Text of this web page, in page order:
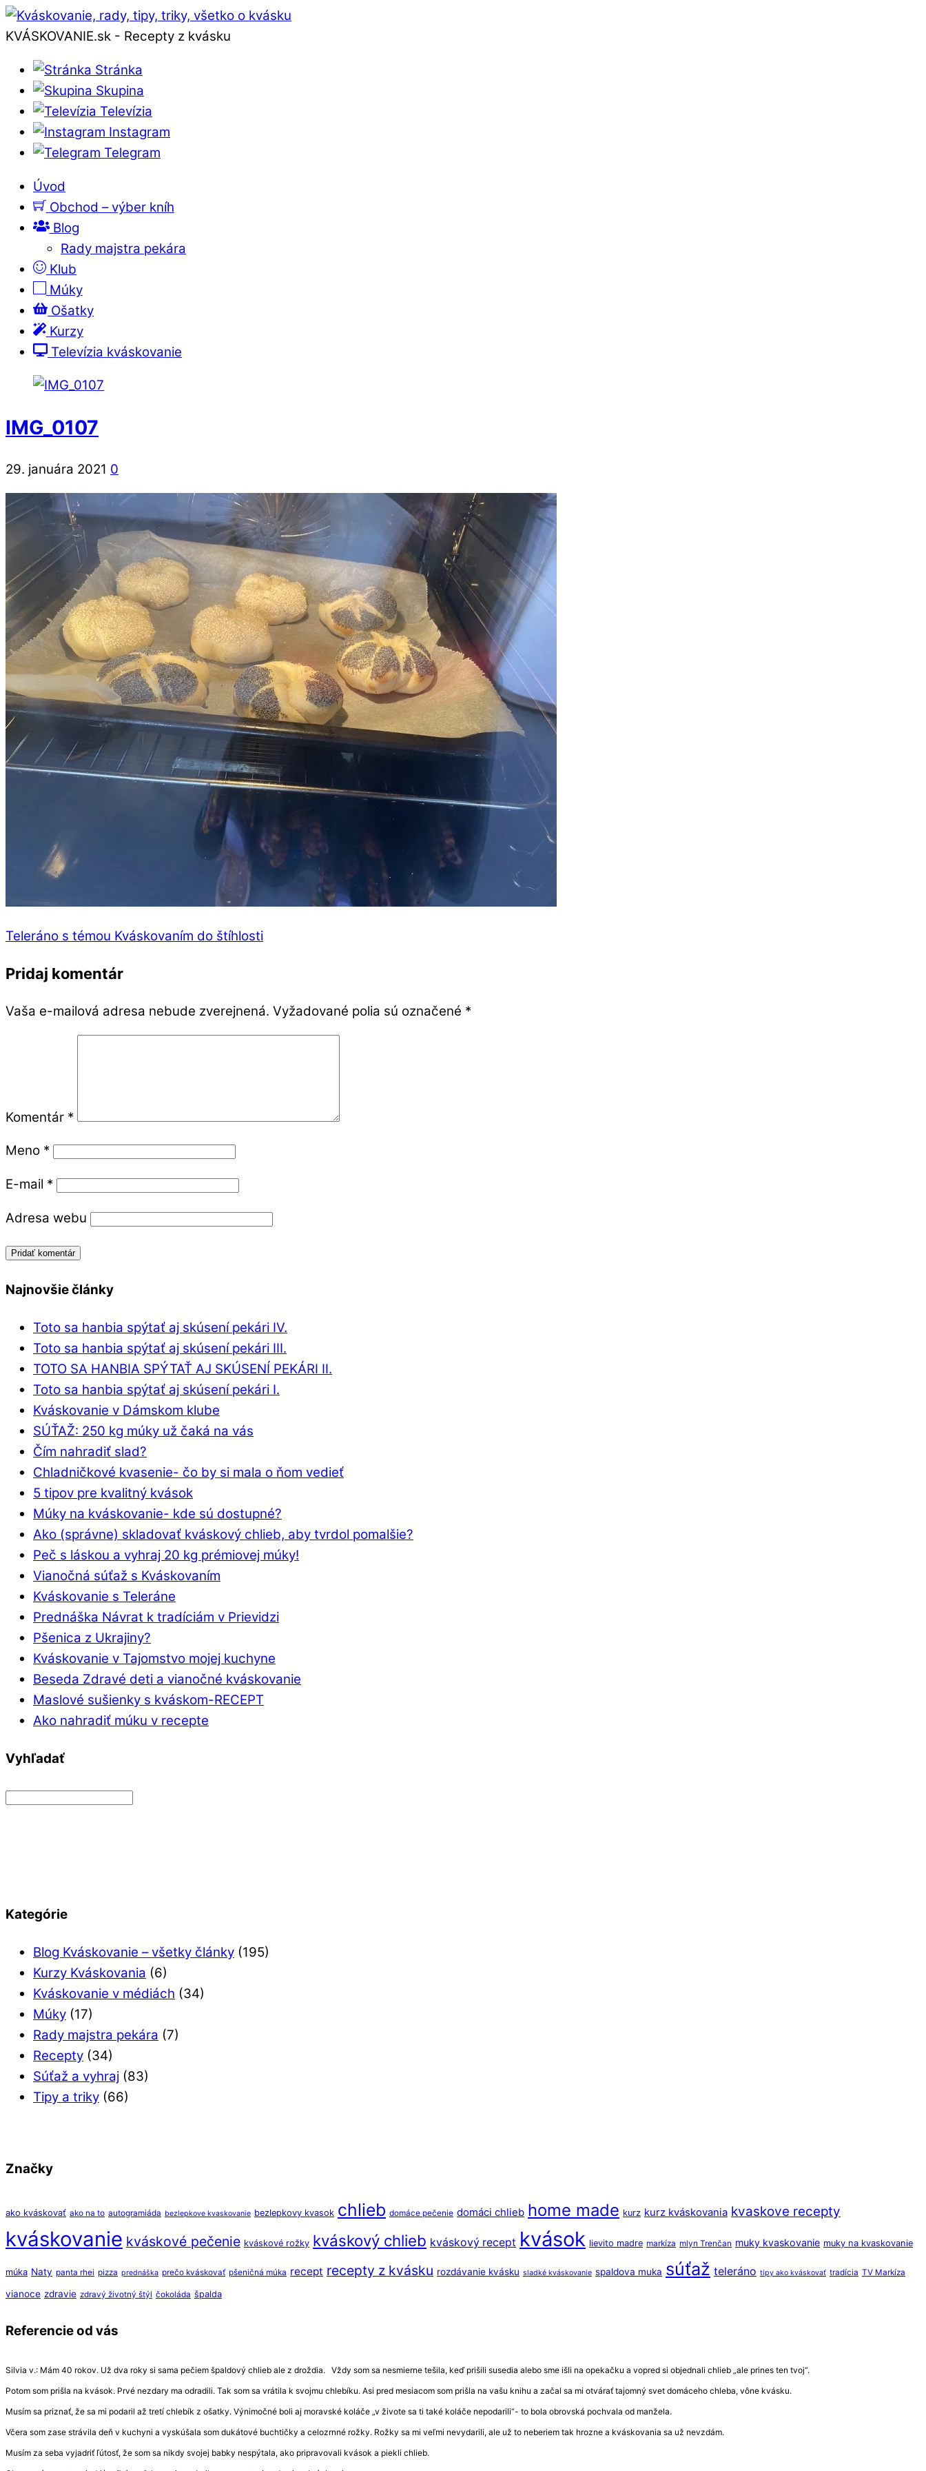
KVÁSKOVANIE.sk - Recepty z kvásku
Stránka
Skupina
Televízia
Instagram
Telegram
Úvod
Obchod – výber kníh
Blog
Rady majstra pekára
Klub
Múky
Ošatky
Kurzy
Televízia kváskovanie
IMG_0107
29. januára 2021 0
Teleráno s témou Kváskovaním do štíhlosti
Pridaj komentár
Vaša e-mailová adresa nebude zverejnená. Vyžadované polia sú označené *
Komentár *
Meno *
E-mail *
Adresa webu
Najnovšie články
Toto sa hanbia spýtať aj skúsení pekári IV.
Toto sa hanbia spýtať aj skúsení pekári III.
TOTO SA HANBIA SPÝTAŤ AJ SKÚSENÍ PEKÁRI II.
Toto sa hanbia spýtať aj skúsení pekári I.
Kváskovanie v Dámskom klube
SÚŤAŽ: 250 kg múky už čaká na vás
Čím nahradiť slad?
Chladničkové kvasenie- čo by si mala o ňom vedieť
5 tipov pre kvalitný kvások
Múky na kváskovanie- kde sú dostupné?
Ako (správne) skladovať kváskový chlieb, aby tvrdol pomalšie?
Peč s láskou a vyhraj 20 kg prémiovej múky!
Vianočná súťaž s Kváskovaním
Kváskovanie s Teleráne
Prednáška Návrat k tradíciám v Prievidzi
Pšenica z Ukrajiny?
Kváskovanie v Tajomstvo mojej kuchyne
Beseda Zdravé deti a vianočné kváskovanie
Maslové sušienky s kváskom-RECEPT
Ako nahradiť múku v recepte
Vyhľadať
Kategórie
Blog Kváskovanie – všetky články (195)
Kurzy Kváskovania (6)
Kváskovanie v médiách (34)
Múky (17)
Rady majstra pekára (7)
Recepty (34)
Súťaž a vyhraj (83)
Tipy a triky (66)
Značky
ako kváskovať ako na to autogramiáda bezlepkove kvaskovanie bezlepkovy kvasok chlieb domáce pečenie domáci chlieb home made kurz kurz kváskovania kvaskove recepty
kváskovanie kváskové pečenie kváskové rožky kváskový chlieb kváskový recept kvások lievito madre markíza mlyn Trenčan muky kvaskovanie muky na kvaskovanie
múka Naty panta rhei pizza prednáška prečo kváskovať pšeničná múka recept recepty z kvásku rozdávanie kvásku sladké kváskovanie spaldova muka súťaž teleráno tipy ako kváskovať tradícia TV Markíza
vianoce zdravie zdravý životný štýl čokoláda špalda
Referencie od vás
Silvia v.: Mám 40 rokov. Už dva roky si sama pečiem špaldový chlieb ale z droždia. Vždy som sa nesmierne tešila, keď prišili susedia alebo sme išli na opekačku a vopred si objednali chlieb „ale prines ten tvoj“.
Potom som prišla na kvások. Prvé nezdary ma odradili. Tak som sa vrátila k svojmu chlebíku. Asi pred mesiacom som prišla na vašu knihu a začal sa mi otvárať tajomný svet domáceho chleba, vône kvásku.
Musím sa priznať, že sa mi podaril až tretí chlebík z ošatky. Výnimočné boli aj moravské koláče „v živote sa ti také koláče nepodarili“- to bola obrovská pochvala od manžela.
Včera som zase strávila deň v kuchyni a vyskúšala som dukátové buchtičky a celozrnné rožky. Rožky sa mi veľmi nevydarili, ale už to neberiem tak hrozne a kváskovania sa už nevzdám.
Musím za seba vyjadriť ľútosť, že som sa nikdy svojej babky nespýtala, ako pripravovali kvások a piekli chlieb.